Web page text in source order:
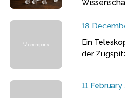
18
Ein
der
11 February